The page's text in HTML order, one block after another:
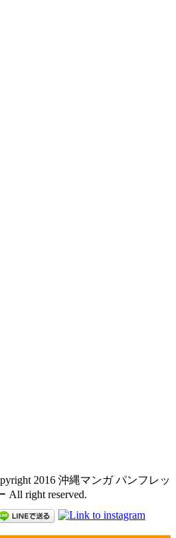
2016 沖縄マンガ パンフレッ
right reserved.